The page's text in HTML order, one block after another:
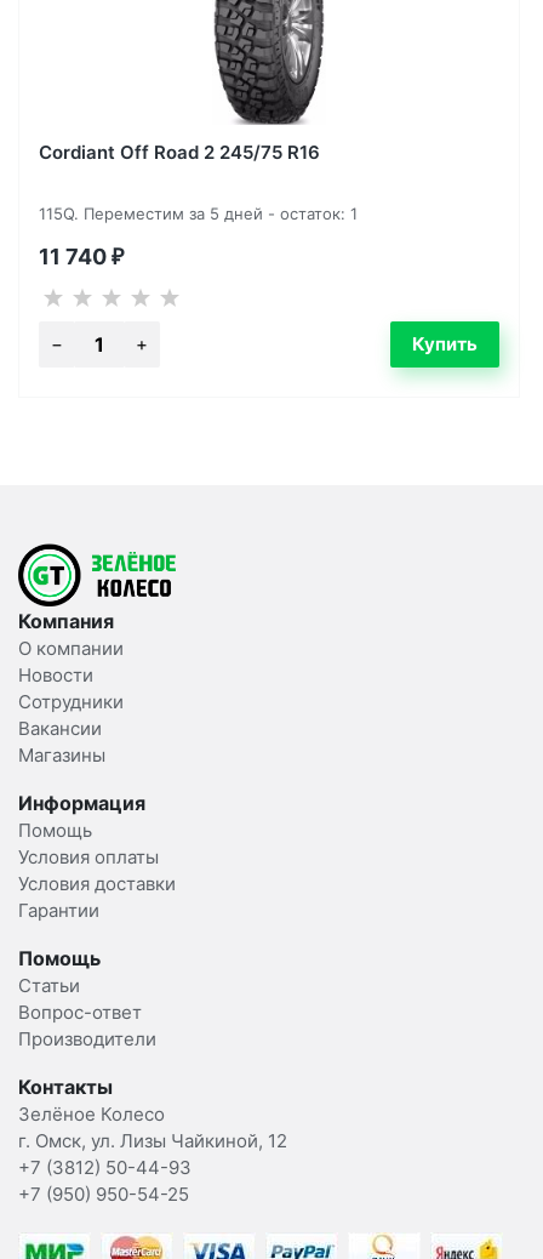
Cordiant Off Road 2 245/75 R16
115Q. Переместим за 5 дней - остаток: 1
11 740 ₽
Компания
О компании
Новости
Сотрудники
Вакансии
Магазины
Информация
Помощь
Условия оплаты
Условия доставки
Гарантии
Помощь
Статьи
Вопрос-ответ
Производители
Контакты
Зелёное Колесо
г. Омск, ул. Лизы Чайкиной, 12
+7 (3812) 50-44-93
+7 (950) 950-54-25